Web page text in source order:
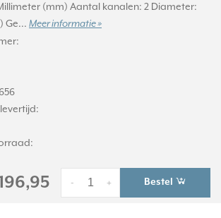
(mm) Aantal kanalen: 2 Diameter:
Ge... Meer informatie »
196,95 +
- Bestel